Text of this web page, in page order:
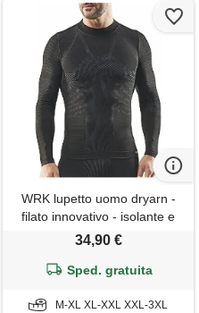
WRK lupetto uomo dryarn -
filato innovativo - isolante e
traspirante - molto leggero -
34,90 €
Sped. gratuita
M-XL XL-XXL XXL-3XL